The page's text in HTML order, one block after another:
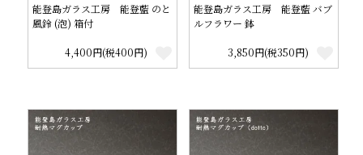
能登島ガラス工房 能登藍 のと
風鈴 (泡) 箱付
4,400円(税400円)
能登島ガラス工房 能登藍 バブ
ルフラワー 鉢
3,850円(税350円)